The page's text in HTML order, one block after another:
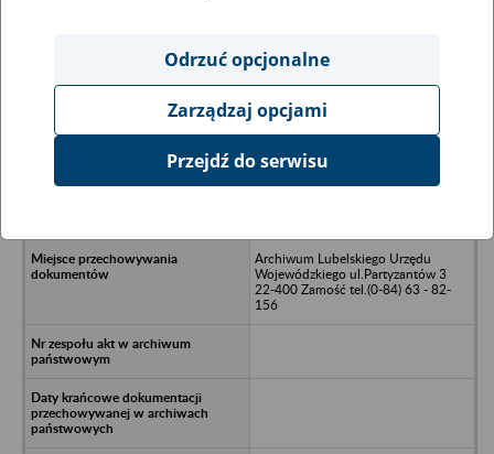
Ukryj wszystkie pozycje bazy
Medyczne Studium Zawodowe
Archiwum Lubelskiego Urzędu
Wojewódzkiego ul.Partyzantów 3
22-400 Zamość tel.(0-84) 63 - 82-
156
Odrzuć opcjonalne
Zarządzaj opcjami
Przejdź do serwisu